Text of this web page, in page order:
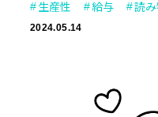
生産性 給与 読
2024.05.14